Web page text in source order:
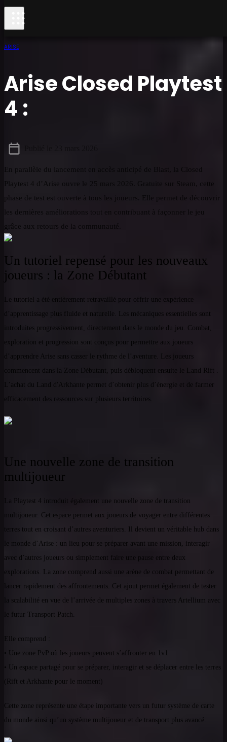
Arise Closed Playtest
4 :
ARISE
En parallèle du lancement en accès anticipé de Blast, la Closed
Playtest 4 d’Arise ouvre le 25 mars 2026. Gratuite sur Steam, cette
phase de test est ouverte à tous les joueurs. Elle permet de découvrir
les dernières améliorations tout en contribuant à façonner le jeu
grâce aux retours de la communauté.
Un tutoriel repensé pour les nouveaux
joueurs : la Zone Débutant
Le tutoriel a été entièrement retravaillé pour offrir une expérience
d’apprentissage plus fluide et naturelle. Les mécaniques essentielles sont
introduites progressivement, directement dans le monde du jeu. Combat,
exploration et progression sont conçus pour permettre aux joueurs
d’apprendre Arise sans casser le rythme de l’aventure. Les joueurs
commencent dans la Zone Débutant, puis débloquent ensuite le Land Rift .
L’achat du Land d'Arkhante permet d’obtenir plus d’énergie et de farmer
efficacement des ressources sur plusieurs territoires.
Une nouvelle zone de transition
multijoueur
La Playtest 4 introduit également une nouvelle zone de transition
multijoueur. Cet espace permet aux joueurs de voyager entre différentes
terres tout en croisant d’autres aventuriers. Il devient un véritable hub dans
le monde d’Arise : un lieu pour se préparer avant une mission, interagir
avec d’autres joueurs ou simplement faire une pause entre deux
explorations. La zone comprend aussi une arène de combat permettant de
lancer rapidement des affrontements. Cet ajout permet également de tester
la scalabilité en vue de l’arrivée de multiples zones à travers Artellium avec
le futur Transport Patch.
Elle comprend :
• Une zone PvP où les joueurs peuvent s’affronter en 1v1
• Un espace partagé pour se préparer, interagir et se déplacer entre les terres
(Rift et Arkhante pour le moment)
Cette zone représente une étape importante vers un futur système de carte
du monde ainsi qu’un système multijoueur et de transport plus avancé.